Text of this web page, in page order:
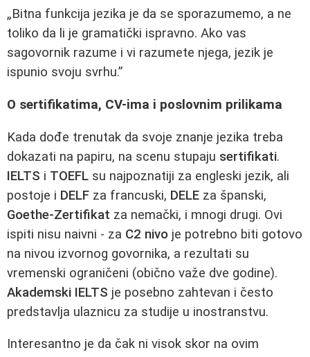
„Bitna funkcija jezika je da se sporazumemo, a ne
toliko da li je gramatički ispravno. Ako vas
sagovornik razume i vi razumete njega, jezik je
ispunio svoju svrhu.”
O sertifikatima, CV-ima i poslovnim prilikama
Kada dođe trenutak da svoje znanje jezika treba
dokazati na papiru, na scenu stupaju sertifikati.
IELTS i TOEFL su najpoznatiji za engleski jezik, ali
postoje i DELF za francuski, DELE za španski,
Goethe-Zertifikat za nemački, i mnogi drugi. Ovi
ispiti nisu naivni - za C2 nivo je potrebno biti gotovo
na nivou izvornog govornika, a rezultati su
vremenski ograničeni (obično važe dve godine).
Akademski IELTS je posebno zahtevan i često
predstavlja ulaznicu za studije u inostranstvu.
Interesantno je da čak ni visok skor na ovim